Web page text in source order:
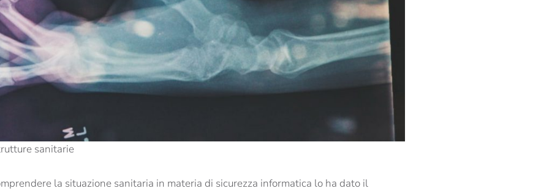
sanitarie
la situazione sanitaria in materia di sicurezza informatica lo ha dato il